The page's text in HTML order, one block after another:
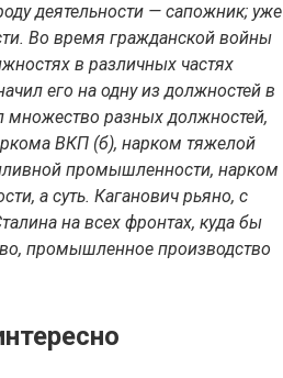
деятельности — сапожник; уже
Во время гражданской войны
в различных частях
его на одну из должностей в
разных должностей,
ВКП (б), нарком тяжелой
промышленности, нарком
а суть. Каганович рьяно, с
на всех фронтах, куда бы
промышленное производство